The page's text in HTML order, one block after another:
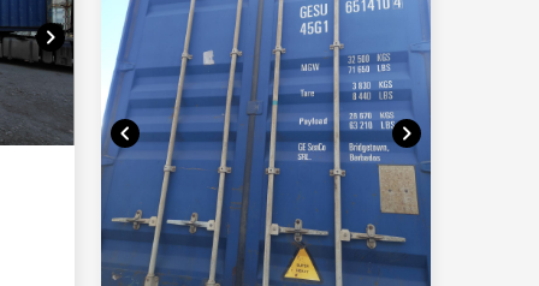
chevron_right
chevron_left chevron_right